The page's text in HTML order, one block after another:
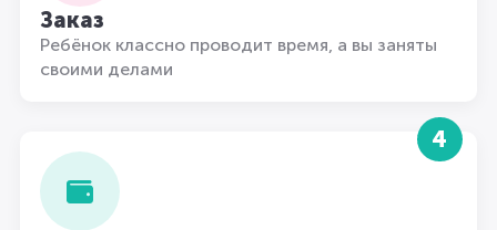
Заказ
Ребёнок классно проводит время, а вы заняты
своими делами
4